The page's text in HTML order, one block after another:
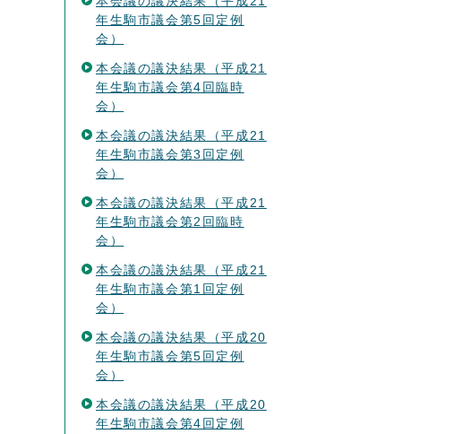
年生駒市議会第5回定例
会）
本会議の議決結果（平成21
年生駒市議会第4回臨時
会）
本会議の議決結果（平成21
年生駒市議会第3回定例
会）
本会議の議決結果（平成21
年生駒市議会第2回臨時
会）
本会議の議決結果（平成21
年生駒市議会第1回定例
会）
本会議の議決結果（平成20
年生駒市議会第5回定例
会）
本会議の議決結果（平成20
年生駒市議会第4回定例